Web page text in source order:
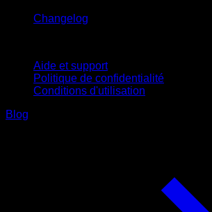
Changelog
Aide et support
Politique de confidentialité
Conditions d'utilisation
Blog